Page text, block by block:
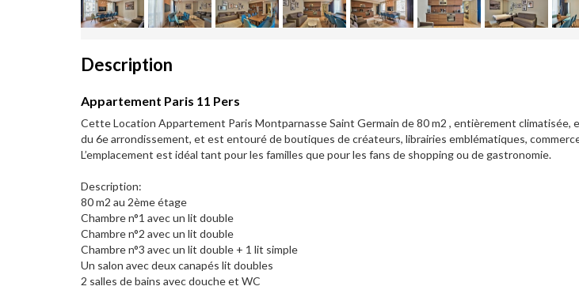
Description
Appartement Paris 11 Pers
Cette Location Appartement Paris Montparnasse Saint Germain de 80 m2 , entièrement climatisée,
du 6e arrondissement, et est entouré de boutiques de créateurs, librairies emblématiques,
L’emplacement est idéal tant pour les familles que pour les fans de shopping ou de gastronomie.
Description:
80 m2 au 2ème étage
Chambre n°1 avec un lit double
Chambre n°2 avec un lit double
Chambre n°3 avec un lit double + 1 lit simple
Un salon avec deux canapés lit doubles
2 salles de bains avec douche et WC